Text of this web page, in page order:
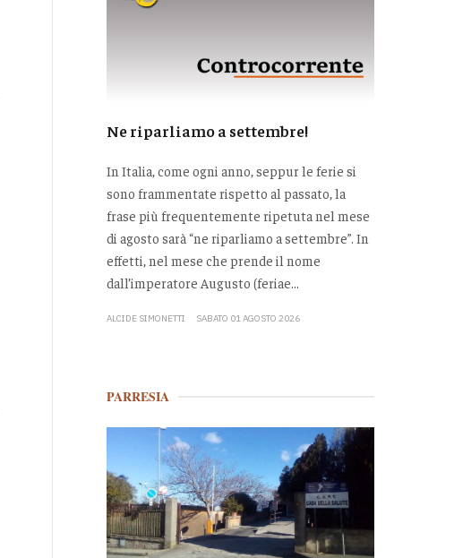
Ne riparliamo a settembre!
In Italia, come ogni anno, seppur le ferie si
sono frammentate rispetto al passato, la
frase più frequentemente ripetuta nel mese
di agosto sarà “ne riparliamo a settembre”. In
effetti, nel mese che prende il nome
dall’imperatore Augusto (feriae...
ALCIDE SIMONETTI SABATO 01 AGOSTO 2026
PARRESIA